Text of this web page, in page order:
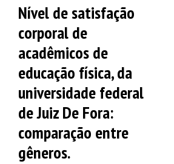
Nível de satisfação
corporal de
acadêmicos de
educação física, da
universidade federal
de Juiz De Fora:
comparação entre
gêneros.